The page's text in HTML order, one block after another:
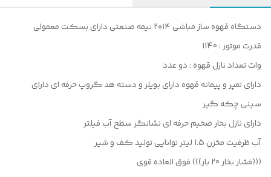
دستگاه قهوه ساز مباشی ۲۰۱۴ نیمه صنعتی دارای بسکت معمولی
قدرت موتور : 1140
وات تعداد نازل قهوه : دو عدد
دارای تمپر و پیمانه قهوه دارای بویلر و دسته هد گروپ حرفه ای دارای
سینی چکه گیر
دارای نازل بخار ضخیم حرفه ای نشانگر سطح آب فیلتر
آب ظرفیت مخزن 1.5 لیتر توانایی تولید کف و شیر
(((فشار بخار 20 بار))) فوق العاده قوی